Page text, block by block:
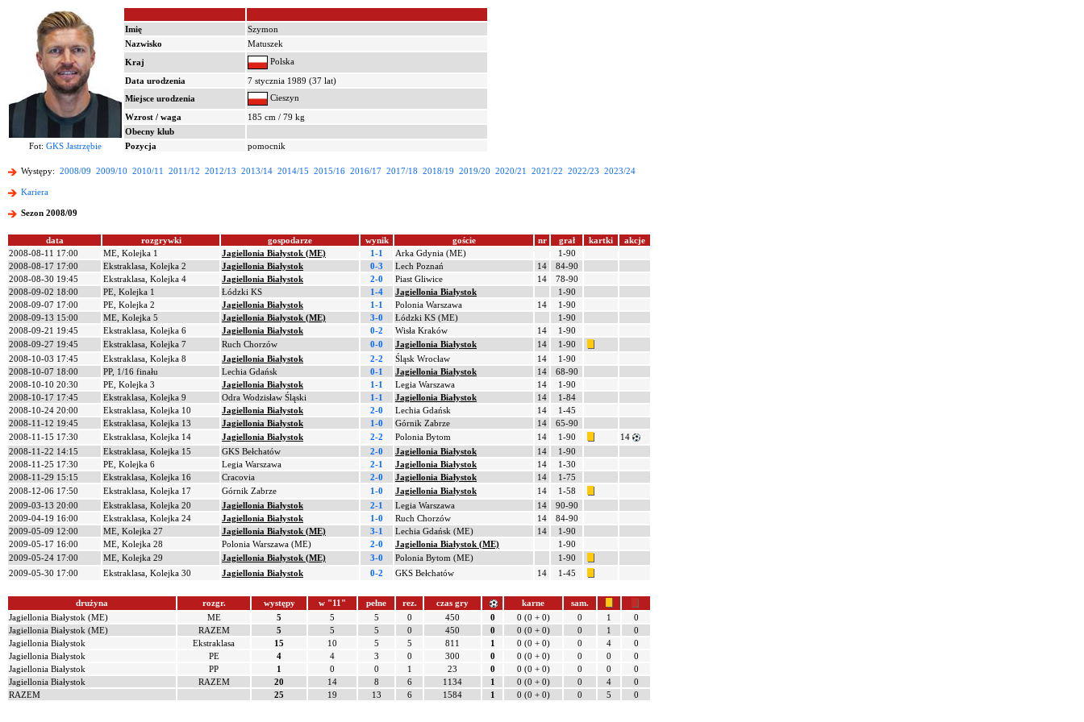
Imię
Szymon
Nazwisko
Matuszek
Kraj
Polska
Data urodzenia
7 stycznia 1989 (37 lat)
Miejsce urodzenia
Cieszyn
Wzrost / waga
185 cm / 79 kg
Obecny klub
Fot: GKS Jastrzębie Pozycja pomocnik
Występy: 2008/09 2009/10 2010/11 2011/12 2012/13 2013/14 2014/15 2015/16 2016/17 2017/18 2018/19 2019/20 2020/21 2021/22 2022/23 2023/24
Kariera
Sezon 2008/09
data rozgrywki gospodarze wynik goście nr grał kartki
akcje
2008-08-11 17:00
ME, Kolejka 1 Jagiellonia Białystok (ME) 1-1 Arka Gdynia (ME)
1-90
2008-08-17 17:00
Ekstraklasa, Kolejka 2 Jagiellonia Białystok 0-3 Lech Poznań 14
84-90
2008-08-30 19:45
Ekstraklasa, Kolejka 4 Jagiellonia Białystok 2-0 Piast Gliwice 14
78-90
2008-09-02 18:00
PE, Kolejka 1 Łódzki KS 1-4 Jagiellonia Białystok
1-90
2008-09-07 17:00
PE, Kolejka 2 Jagiellonia Białystok 1-1 Polonia Warszawa 14
1-90
2008-09-13 15:00
ME, Kolejka 5 Jagiellonia Białystok (ME) 3-0 Łódzki KS (ME)
1-90
2008-09-21 19:45
Ekstraklasa, Kolejka 6 Jagiellonia Białystok 0-2 Wisła Kraków 14
1-90
2008-09-27 19:45
Ekstraklasa, Kolejka 7 Ruch Chorzów 0-0 Jagiellonia Białystok 14
1-90
2008-10-03 17:45
Ekstraklasa, Kolejka 8 Jagiellonia Białystok 2-2 Śląsk Wrocław 14
1-90
2008-10-07 18:00
PP, 1/16 finału Lechia Gdańsk 0-1 Jagiellonia Białystok 14
68-90
2008-10-10 20:30
PE, Kolejka 3 Jagiellonia Białystok 1-1 Legia Warszawa 14
1-90
2008-10-17 17:45
Ekstraklasa, Kolejka 9 Odra Wodzisław Śląski 1-1 Jagiellonia Białystok 14
1-84
2008-10-24 20:00
Ekstraklasa, Kolejka 10 Jagiellonia Białystok 2-0 Lechia Gdańsk 14
1-45
2008-11-12 19:45
Ekstraklasa, Kolejka 13 Jagiellonia Białystok 1-0 Górnik Zabrze 14
65-90
2008-11-15 17:30
Ekstraklasa, Kolejka 14 Jagiellonia Białystok 2-2 Polonia Bytom 14 1-90
14
2008-11-22 14:15
Ekstraklasa, Kolejka 15 GKS Bełchatów 2-0 Jagiellonia Białystok 14
1-90
2008-11-25 17:30
PE, Kolejka 6 Legia Warszawa 2-1 Jagiellonia Białystok 14
1-30
2008-11-29 15:15
Ekstraklasa, Kolejka 16 Cracovia 2-0 Jagiellonia Białystok 14
1-75
2008-12-06 17:50
Ekstraklasa, Kolejka 17 Górnik Zabrze 1-0 Jagiellonia Białystok 14
1-58
2009-03-13 20:00
Ekstraklasa, Kolejka 20 Jagiellonia Białystok 2-1 Legia Warszawa 14
90-90
2009-04-19 16:00
Ekstraklasa, Kolejka 24 Jagiellonia Białystok 1-0 Ruch Chorzów 14
84-90
2009-05-09 12:00
ME, Kolejka 27 Jagiellonia Białystok (ME) 3-1 Lechia Gdańsk (ME) 14
1-90
2009-05-17 16:00
ME, Kolejka 28 Polonia Warszawa (ME) 2-0 Jagiellonia Białystok (ME)
1-90
2009-05-24 17:00
ME, Kolejka 29 Jagiellonia Białystok (ME) 3-0 Polonia Bytom (ME)
1-90
2009-05-30 17:00
Ekstraklasa, Kolejka 30 Jagiellonia Białystok 0-2 GKS Bełchatów 14 1-45
drużyna rozgr. występy w "11" pełne rez. czas gry karne
sam.
Jagiellonia Białystok (ME)
ME 5 5 5 0 450 0 0 (0 + 0) 0 1
0
Jagiellonia Białystok (ME)
RAZEM 5 5 5 0 450 0 0 (0 + 0) 0 1
0
Jagiellonia Białystok
Ekstraklasa 15 10 5 5 811 1 0 (0 + 0) 0 4
0
Jagiellonia Białystok
PE 4 4 3 0 300 0 0 (0 + 0) 0 0
0
Jagiellonia Białystok
PP 1 0 0 1 23 0 0 (0 + 0) 0 0
0
Jagiellonia Białystok
RAZEM 20 14 8 6 1134 1 0 (0 + 0) 0 4
0
RAZEM
25 19 13 6 1584 1 0 (0 + 0) 0 5 0